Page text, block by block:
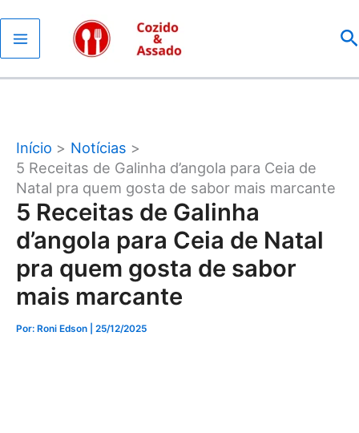
para
o
conteúdo
Início
Notícias
5 Receitas de Galinha d’angola para Ceia de
Natal pra quem gosta de sabor mais marcante
5 Receitas de Galinha
d’angola para Ceia de Natal
pra quem gosta de sabor
mais marcante
Por: Roni Edson | 25/12/2025